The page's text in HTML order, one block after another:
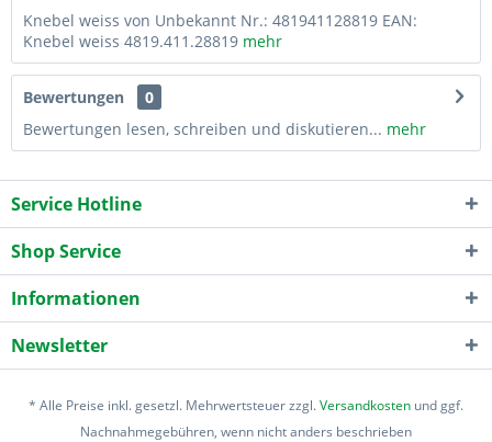
Knebel weiss von Unbekannt Nr.: 481941128819 EAN:
Knebel weiss 4819.411.28819 mehr
Bewertungen
0
Bewertungen lesen, schreiben und diskutieren... mehr
Service Hotline
Shop Service
Informationen
Newsletter
* Alle Preise inkl. gesetzl. Mehrwertsteuer zzgl.Versandkosten und ggf.
Nachnahmegebühren, wenn nicht anders beschrieben